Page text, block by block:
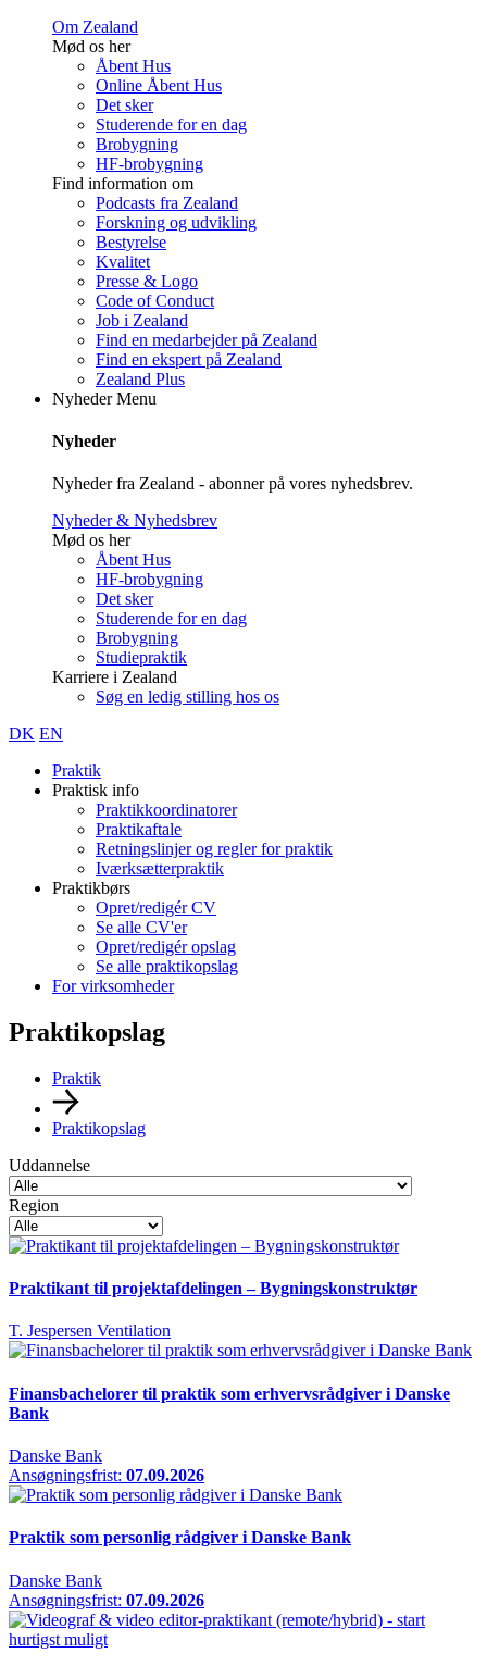
Om Zealand
Mød os her
Åbent Hus
Online Åbent Hus
Det sker
Studerende for en dag
Brobygning
HF-brobygning
Find information om
Podcasts fra Zealand
Forskning og udvikling
Bestyrelse
Kvalitet
Presse & Logo
Code of Conduct
Job i Zealand
Find en medarbejder på Zealand
Find en ekspert på Zealand
Zealand Plus
Nyheder Menu
Nyheder
Nyheder fra Zealand - abonner på vores nyhedsbrev.
Nyheder & Nyhedsbrev
Mød os her
Åbent Hus
HF-brobygning
Det sker
Studerende for en dag
Brobygning
Studiepraktik
Karriere i Zealand
Søg en ledig stilling hos os
DK EN
Praktik
Praktisk info
Praktikkoordinatorer
Praktikaftale
Retningslinjer og regler for praktik
Iværksætterpraktik
Praktikbørs
Opret/redigér CV
Se alle CV'er
Opret/redigér opslag
Se alle praktikopslag
For virksomheder
Praktikopslag
Praktik
Praktikopslag
Uddannelse
Region
Praktikant til projektafdelingen – Bygningskonstruktør
T. Jespersen Ventilation
Finansbachelorer til praktik som erhvervsrådgiver i Danske
Bank
Danske Bank
Ansøgningsfrist: 07.09.2026
Praktik som personlig rådgiver i Danske Bank
Danske Bank
Ansøgningsfrist: 07.09.2026